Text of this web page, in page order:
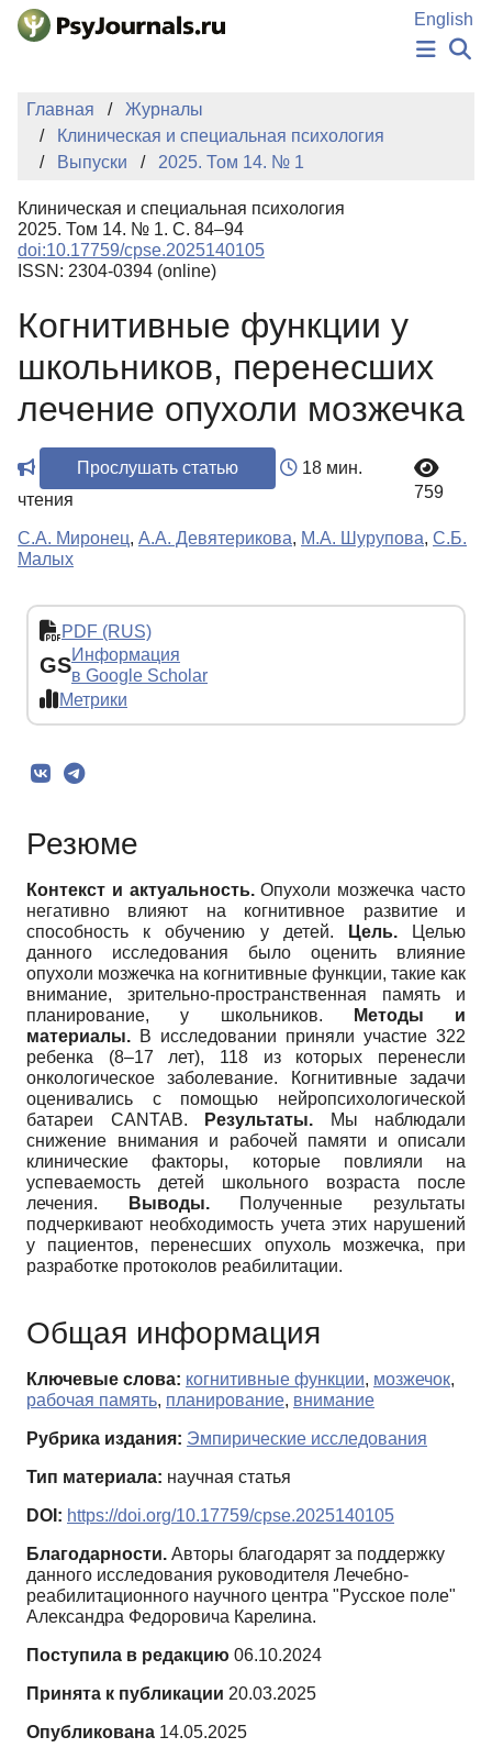
Перейти к основному содержанию
English
НОВОСТИ
АВТОРЫ
КЛЮЧЕВЫЕ СЛОВА
Регистрация
Главная
Журналы
Клиническая и специальная психология
Выпуски
2025. Том 14. № 1
Клиническая и специальная психология
2025. Том 14. № 1. С. 84–94
doi:10.17759/cpse.2025140105
ISSN: 2304-0394 (online)
Когнитивные функции у
школьников, перенесших
лечение опухоли мозжечка
Прослушать статью
18 мин.
чтения
759
С.А. Миронец, А.А. Девятерикова, М.А. Шурупова, С.Б.
Малых
PDF (RUS)
GSИнформация
в Google Scholar
Метрики
Резюме
Контекст и актуальность.Опухоли мозжечка часто
негативно влияют на когнитивное развитие и
способность к обучению у детей.
Цель.
Целью
данного исследования было оценить влияние
опухоли мозжечка на когнитивные функции, такие как
внимание, зрительно-пространственная память и
планирование, у школьников.
Методы и
материалы. В исследовании приняли участие 322
ребенка (8–17 лет), 118 из которых перенесли
онкологическое заболевание. Когнитивные задачи
оценивались с помощью нейропсихологической
батареи CANTAB.
Результаты.
Мы наблюдали
снижение внимания и рабочей памяти и описали
клинические факторы, которые повлияли на
успеваемость детей школьного возраста после
лечения.
Выводы.Полученные результаты
подчеркивают необходимость учета этих нарушений
у пациентов, перенесших опухоль мозжечка, при
разработке протоколов реабилитации.
Общая информация
Ключевые слова: когнитивные функции, мозжечок,
рабочая память, планирование, внимание
Рубрика издания: Эмпирические исследования
Тип материала: научная статья
DOI: https://doi.org/10.17759/cpse.2025140105
Благодарности. Авторы благодарят за поддержку
данного исследования руководителя Лечебно-
реабилитационного научного центра "Русское поле"
Александра Федоровича Карелина.
Поступила в редакцию 06.10.2024
Принята к публикации 20.03.2025
Опубликована 14.05.2025